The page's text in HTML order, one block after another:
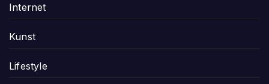
Internet
Kunst
Lifestyle